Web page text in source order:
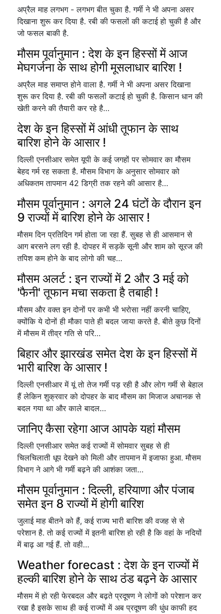
अप्रैल माह लगभग - लगभग बीत चुका है. गर्मी ने भी अपना असर
दिखाना शुरू कर दिया है. रबी की फसलों की कटाई हो चुकी है और
जो फसल बाकी है.
मौसम पूर्वानुमान : देश के इन हिस्सों में आज
मेघगर्जना के साथ होगी मूसलाधार बारिश !
अप्रैल माह समाप्त होने वाला है. गर्मी ने भी अपना असर दिखाना
शुरू कर दिया है. रबी की फसलों कटाई हो चुकी है. किसान धान की
खेती करने की तैयारी कर रहे है…
देश के इन हिस्सों में आंधी तूफान के साथ
बारिश होने के आसार !
दिल्ली एनसीआर समेत यूपी के कई जगहों पर सोमवार का मौसम
बेहद गर्म रह सकता है. मौसम विभाग के अनुसार सोमवार को
अधिकतम तापमान 42 डिग्री तक रहने की आसार है…
मौसम पूर्वानुमान : अगले 24 घंटों के दौरान इन
9 राज्यों में बारिश होने के आसार !
मौसम दिन प्रतिदिन गर्म होता जा रहा हैं. सुबह से ही आसमान से
आग बरसने लग रही है. दोपहर में सड़कें सूनी और शाम को सूरज की
तपिश कम होने के बाद लोगो की चह…
मौसम अलर्ट : इन राज्यों में 2 और 3 मई को
'फैनी' तूफान मचा सकता है तबाही !
मौसम और वक्त इन दोनों पर कभी भी भरोसा नहीं करनी चाहिए,
क्योंकि ये दोनों ही मौका पाते ही बदल जाया करते है. बीते कुछ दिनों
में मौसम में तीव्र गति से परि…
बिहार और झारखंड समेत देश के इन हिस्सों में
भारी बारिश के आसार !
दिल्ली एनसीआर में यूं तो तेज गर्मी पड़ रही है और लोग गर्मी से बेहाल
हैं लेकिन शुक्रवार को दोपहर के बाद मौसम का मिजाज अचानक से
बदल गया था और काले बादल…
जानिए कैसा रहेगा आज आपके यहां मौसम
दिल्ली एनसीआर समेत कई राज्यों में सोमवार सुबह से ही
चिलचिलाती धूप देखने को मिली और तापमान में इजाफा हुआ. मौसम
विभाग ने आगे भी गर्मी बढ़ने की आशंका जता…
मौसम पूर्वानुमान : दिल्ली, हरियाणा और पंजाब
समेत इन 8 राज्यों में होगी बारिश
जुलाई माह बीतने को हैं, कई राज्य भारी बारिश की वजह से से
परेशान है. तो कई राज्यों में इतनी बारिश हो रही है कि वहां के नदियों
में बाढ़ आ गई हैं. तो वही…
Weather forecast : देश के इन राज्यों में
हल्की बारिश होने के साथ ठंड बढ़ने के आसार
मौसम में हो रही फेरबदल और बढ़ते प्रदूषण ने लोगों को परेशान कर
रखा है इसके साथ ही कई राज्यों में अब प्रदूषण की धुंध काफी हद